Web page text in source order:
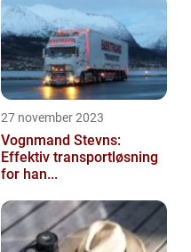
27 november 2023
Vognmand Stevns:
Effektiv transportløsning
for han...